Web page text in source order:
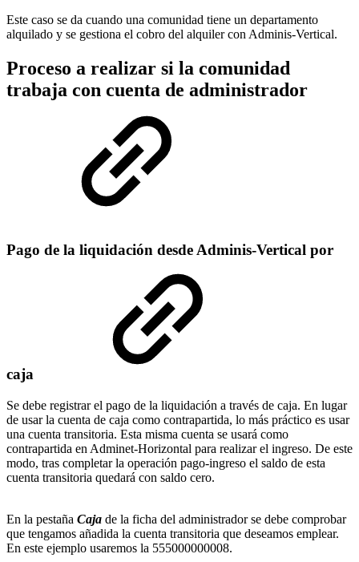
Este caso se da cuando una comunidad tiene un departamento
alquilado y se gestiona el cobro del alquiler con Adminis-Vertical.
Proceso a realizar si la comunidad
trabaja con cuenta de administrador
Pago de la liquidación desde Adminis-Vertical por
caja
Se debe registrar el pago de la liquidación a través de caja. En lugar
de usar la cuenta de caja como contrapartida, lo más práctico es usar
una cuenta transitoria. Esta misma cuenta se usará como
contrapartida en Adminet-Horizontal para realizar el ingreso. De este
modo, tras completar la operación pago-ingreso el saldo de esta
cuenta transitoria quedará con saldo cero.
En la pestaña Caja de la ficha del administrador se debe comprobar
que tengamos añadida la cuenta transitoria que deseamos emplear.
En este ejemplo usaremos la 555000000008.